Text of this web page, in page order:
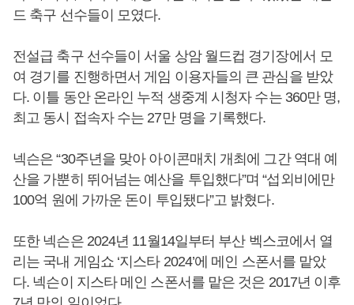
드 축구 선수들이 모였다.
전설급 축구 선수들이 서울 상암 월드컵 경기장에서 모
여 경기를 진행하면서 게임 이용자들의 큰 관심을 받았
다. 이틀 동안 온라인 누적 생중계 시청자 수는 360만 명,
최고 동시 접속자 수는 27만 명을 기록했다.
넥슨은 “30주년을 맞아 아이콘매치 개최에 그간 역대 예
산을 가뿐히 뛰어넘는 예산을 투입했다”며 “섭외비에만
100억 원에 가까운 돈이 투입됐다”고 밝혔다.
또한 넥슨은 2024년 11월14일부터 부산 벡스코에서 열
리는 국내 게임쇼 ‘지스타 2024’에 메인 스폰서를 맡았
다. 넥슨이 지스타 메인 스폰서를 맡은 것은 2017년 이후